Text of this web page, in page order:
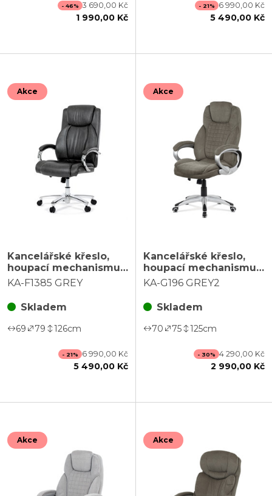
- 46% 3 690,00 Kč
1 990,00 Kč
- 21% 6 990,00 Kč
5 490,00 Kč
Akce
Kancelářské křeslo,
houpací mechanismus,
šedá ekokůže, KA-
KA-F1385 GREY
Skladem
69 79 126cm
- 21% 6 990,00 Kč
5 490,00 Kč
Akce
Kancelářské křeslo,
houpací mechanismus,
šedá, KA-G196 GREY2
KA-G196 GREY2
Skladem
70 75 125cm
- 30% 4 290,00 Kč
2 990,00 Kč
Akce Akce